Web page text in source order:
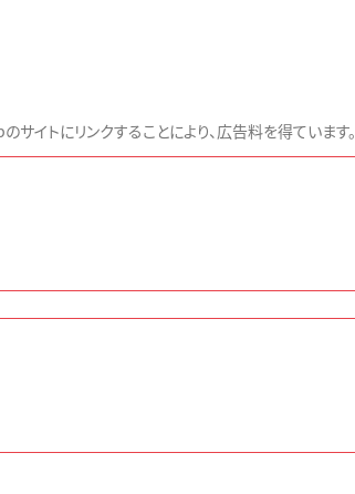
イトにリンクすることにより、広告料を得ています。